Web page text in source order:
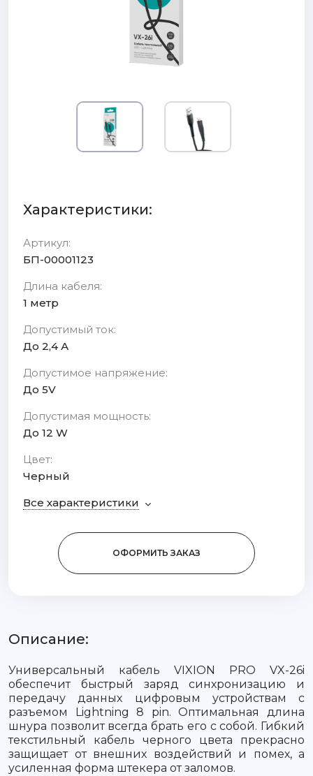
Характеристики:
Артикул:
БП-00001123
Длина кабеля:
1 метр
Допустимый ток:
До 2,4 А
Допустимое напряжение:
До 5V
Допустимая мощность:
До 12 W
Цвет:
Черный
Все характеристики
ОФОРМИТЬ ЗАКАЗ
Описание:
Универсальный кабель VIXION PRO VX-26i
обеспечит быстрый заряд синхронизацию и
передачу данных цифровым устройствам с
разъемом Lightning 8 pin. Оптимальная длина
шнура позволит всегда брать его с собой. Гибкий
текстильный кабель черного цвета прекрасно
защищает от внешних воздействий и помех, а
усиленная форма штекера от заломов.